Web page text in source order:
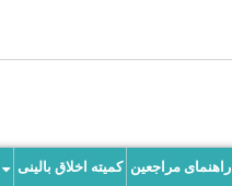
راهنمای مراجعین کمیته اخلاق بالینی